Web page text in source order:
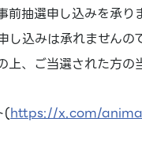
抽選申し込みを承り
込みは承れませんの
、ご当選された方の
(https://x.com/